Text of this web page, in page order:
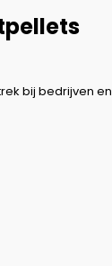
bij bedrijven en